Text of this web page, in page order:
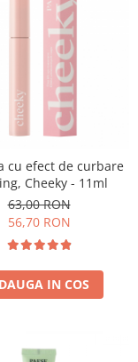
cu efect de curbare
Cheeky - 11ml
63,00 RON
56,70 RON
IN COS